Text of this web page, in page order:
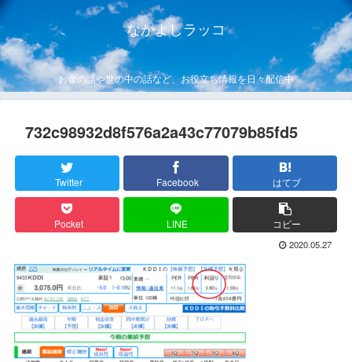
なかよしラッコ
お金の話や世の中の話など、お役立ち情報を日々配信中
732c98932d8f576a2a43c77079b85fd5
Twitter Facebook はてブ
Pocket LINE コピー
2020.05.27